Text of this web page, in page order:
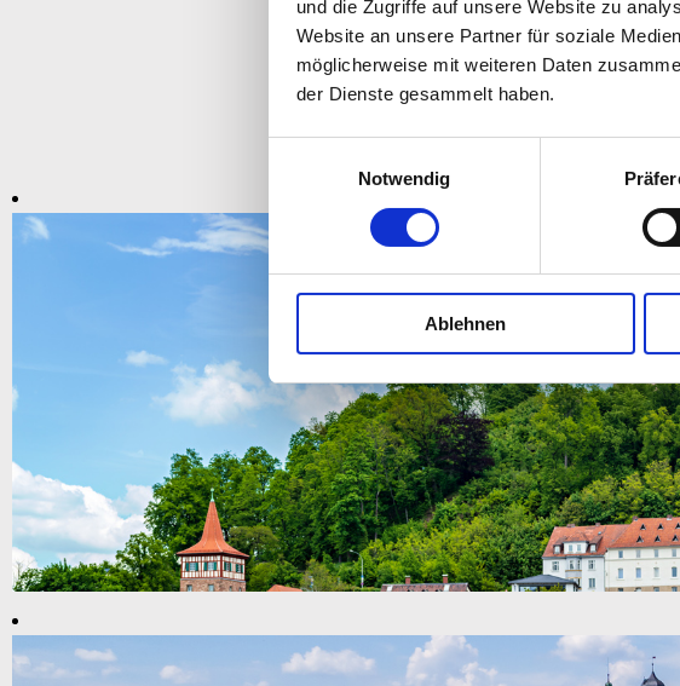
und die Zugriffe auf unsere Website zu
Website an unsere Partner für soziale
möglicherweise mit weiteren Daten
der Dienste gesammelt haben.
Notwendig
Ablehnen